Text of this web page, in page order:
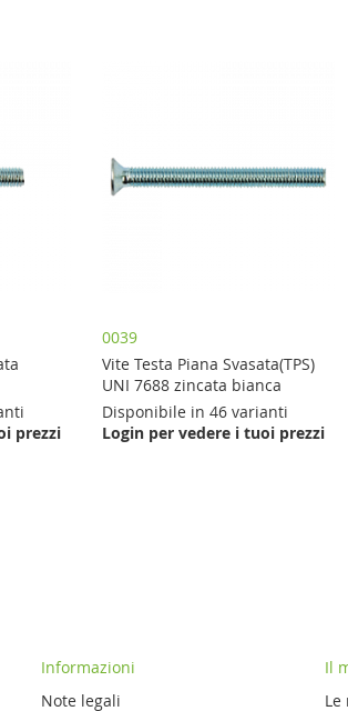
prezzi
0039
Vite Testa Piana Svasata(TPS)
UNI 7688 zincata bianca
Disponibile in 46 varianti
Login per vedere i tuoi prezzi
Informazioni
Note legali
Il